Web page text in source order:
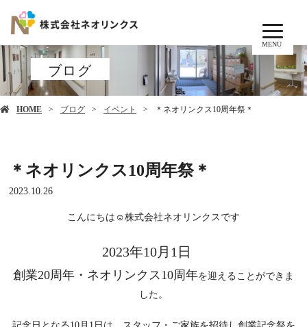
MENU
ブログ
HOME ブログ イベント ＊ネオリンクス10周年祭＊
＊ネオリンクス10周年祭＊
2023.10.26
こんにちは☺株式会社ネオリンクスです
2023年10月1日
創業20周年・ネオリンクス10周年を迎えることができま
した。